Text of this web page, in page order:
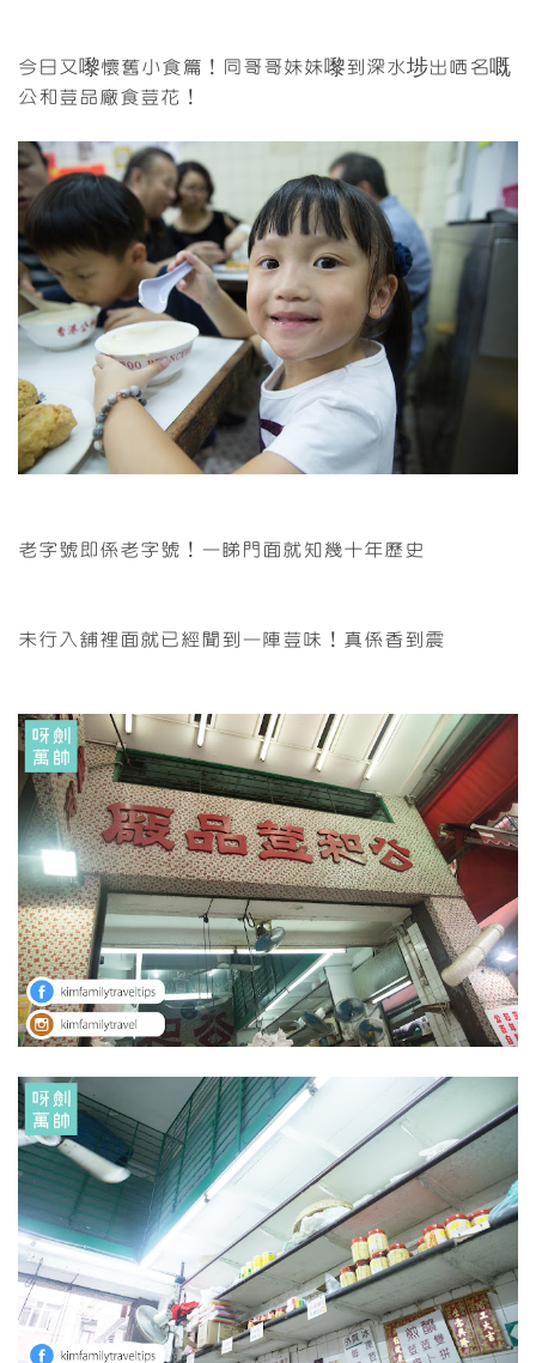
今日又嚟懷舊小食篇！同哥哥妹妹嚟到深水埗出哂名嘅
公和荳品廠食荳花！
老字號即係老字號！一睇門面就知幾十年歷史
未行入舖裡面就已經聞到一陣荳味！真係香到震